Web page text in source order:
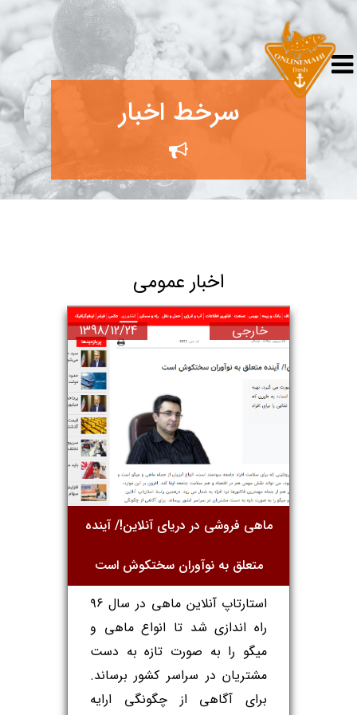
سرخط اخبار
اخبار عمومی
خارجی 1398/12/24
ماهی فروشی در دریای آنلاین!/ آینده
متعلق به نوآوران سختکوش است
استارتاپ آنلاین ماهی در سال ۹۶
راه اندازی شد تا انواع ماهی و
میگو را به صورت تازه به دست
مشتریان در سراسر کشور برساند.
برای آگاهی از چگونگی ارایه